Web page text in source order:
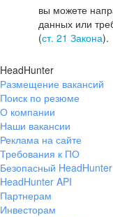
вы можете
данных или
(ст. 21 Закона).
HeadHunter
Размещение вакансий
Поиск по резюме
О компании
Наши вакансии
Реклама на сайте
Требования к ПО
Безопасный HeadHunter
HeadHunter API
Партнерам
Инвесторам